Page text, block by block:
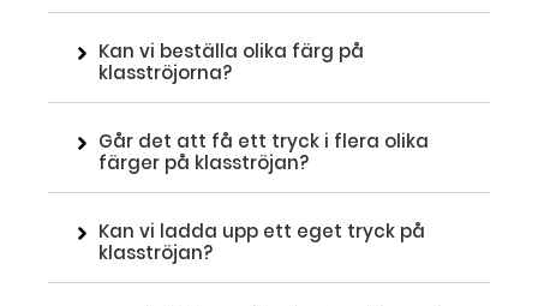
Kan vi beställa olika färg på
klasströjorna?
Går det att få ett tryck i flera olika
färger på klasströjan?
Kan vi ladda upp ett eget tryck på
klasströjan?